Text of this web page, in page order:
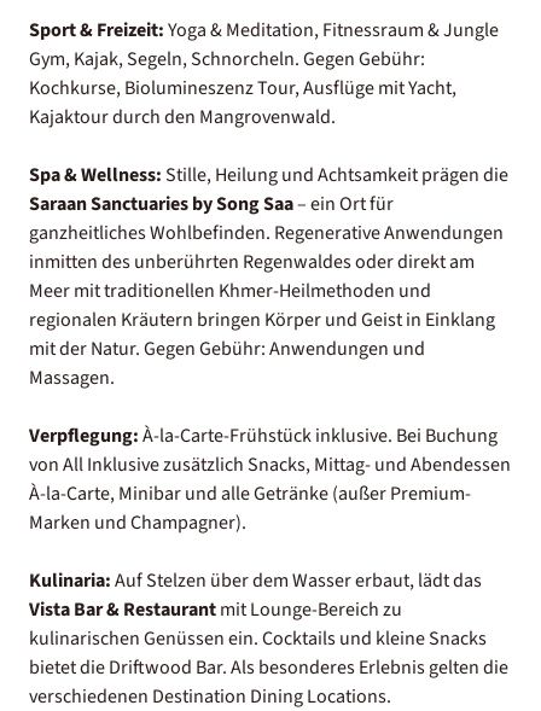
Sport & Freizeit:Yoga & Meditation, Fitnessraum & Jungle
Gym, Kajak, Segeln, Schnorcheln. Gegen Gebühr:
Kochkurse, Biolumineszenz Tour, Ausflüge mit Yacht,
Kajaktour durch den Mangrovenwald.
Spa & Wellness:Stille, Heilung und Achtsamkeit prägen die
Saraan Sanctuaries by Song Saa– ein Ort für
ganzheitliches Wohlbefinden. Regenerative Anwendungen
inmitten des unberührten Regenwaldes oder direkt am
Meer mit traditionellen Khmer-Heilmethoden und
regionalen Kräutern bringen Körper und Geist in Einklang
mit der Natur. Gegen Gebühr: Anwendungen und
Massagen.
Verpflegung:À-la-Carte-Frühstück inklusive. Bei Buchung
von All Inklusive zusätzlich Snacks, Mittag- und Abendessen
À-la-Carte, Minibar und alle Getränke (außer Premium-
Marken und Champagner).
Kulinaria:Auf Stelzen über dem Wasser erbaut, lädt das
Vista Bar & Restaurantmit Lounge-Bereich zu
kulinarischen Genüssen ein. Cocktails und kleine Snacks
bietet die Driftwood Bar. Als besonderes Erlebnis gelten die
verschiedenen Destination Dining Locations.